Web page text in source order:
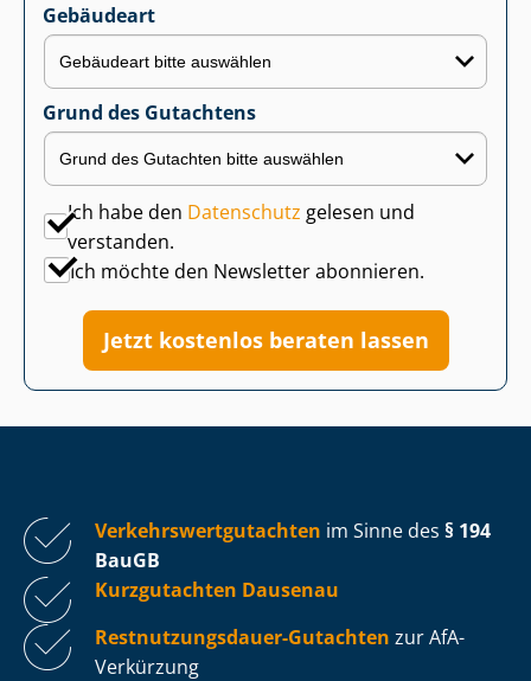
Gebäudeart
Grund des Gutachtens
Ich habe den Datenschutz gelesen und
verstanden.
Ich möchte den Newsletter abonnieren.
Jetzt kostenlos beraten lassen
Ver­kehrs­wert­gut­ach­ten im Sinne des § 194
BauGB
Kurzgutachten Dausenau
Rest­nut­zungs­dau­er-Gutachten zur AfA-
Verkürzung